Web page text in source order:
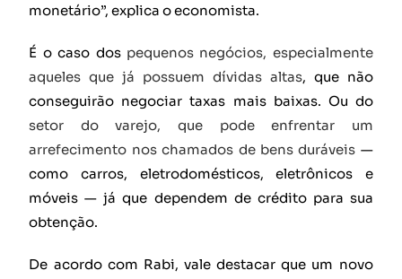
monetário”, explica o economista.
É o caso dos pequenos negócios, especialmente
aqueles que já possuem dívidas altas, que não
conseguirão negociar taxas mais baixas. Ou do
setor do varejo, que pode enfrentar um
arrefecimento nos chamados de bens duráveis —
como carros, eletrodomésticos, eletrônicos e
móveis — já que dependem de crédito para sua
obtenção.
De acordo com Rabi, vale destacar que um novo